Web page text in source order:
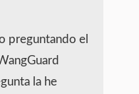
preguntando el
la he